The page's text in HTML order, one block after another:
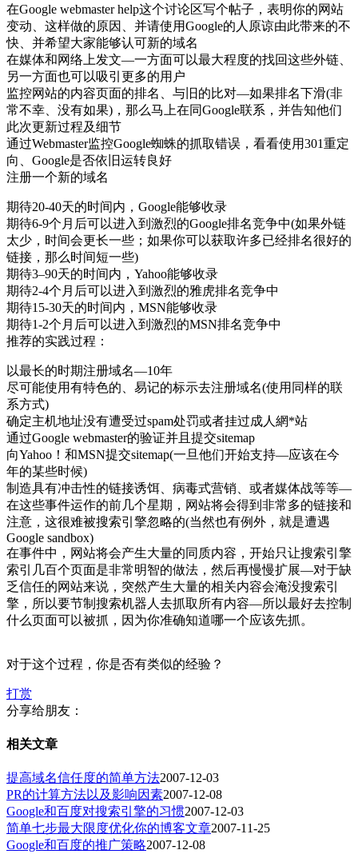
在Google webmaster help这个讨论区写个帖子，表明你的网站
变动、这样做的原因、并请使用Google的人原谅由此带来的不
快、并希望大家能够认可新的域名
在媒体和网络上发文—一方面可以最大程度的找回这些外链、
另一方面也可以吸引更多的用户
监控网站的内容页面的排名、与旧的比对—如果排名下滑(非
常不幸、没有如果)，那么马上在同Google联系，并告知他们
此次更新过程及细节
通过Webmaster监控Google蜘蛛的抓取错误，看看使用301重定
向、Google是否依旧运转良好
注册一个新的域名
期待20-40天的时间内，Google能够收录
期待6-9个月后可以进入到激烈的Google排名竞争中(如果外链
太少，时间会更长一些；如果你可以获取许多已经排名很好的
链接，那么时间短一些)
期待3–90天的时间内，Yahoo能够收录
期待2-4个月后可以进入到激烈的雅虎排名竞争中
期待15-30天的时间内，MSN能够收录
期待1-2个月后可以进入到激烈的MSN排名竞争中
推荐的实践过程：
以最长的时期注册域名—10年
尽可能使用有特色的、易记的标示去注册域名(使用同样的联
系方式)
确定主机地址没有遭受过spam处罚或者挂过成人網*站
通过Google webmaster的验证并且提交sitemap
向Yahoo！和MSN提交sitemap(一旦他们开始支持—应该在今
年的某些时候)
制造具有冲击性的链接诱饵、病毒式营销、或者媒体战等等—
在这些事件运作的前几个星期，网站将会得到非常多的链接和
注意，这很难被搜索引擎忽略的(当然也有例外，就是遭遇
Google sandbox)
在事件中，网站将会产生大量的同质内容，开始只让搜索引擎
索引几百个页面是非常明智的做法，然后再慢慢扩展—对于缺
乏信任的网站来说，突然产生大量的相关内容会淹没搜索引
擎，所以要节制搜索机器人去抓取所有内容—所以最好去控制
什么页面可以被抓，因为你准确知道哪一个应该先抓。
对于这个过程，你是否有类似的经验？
打赏
分享给朋友：
相关文章
提高域名信任度的简单方法2007-12-03
PR的计算方法以及影响因素2007-12-08
Google和百度对搜索引擎的习惯2007-12-03
简单七步最大限度优化你的博客文章2007-11-25
Google和百度的推广策略2007-12-08